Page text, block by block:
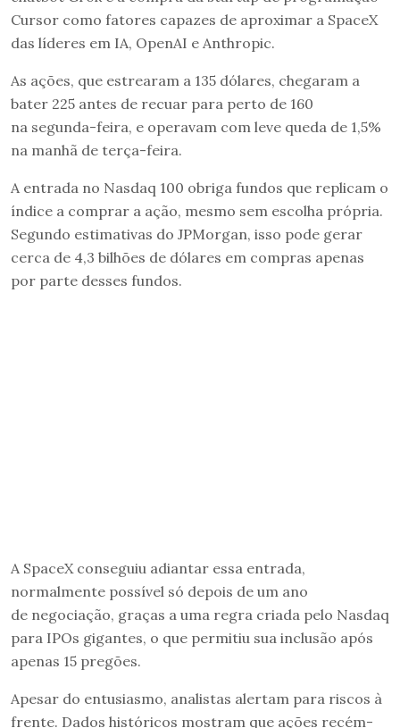
Cursor como fatores capazes de aproximar a SpaceX
das líderes em IA, OpenAI e Anthropic.
As ações, que estrearam a 135 dólares, chegaram a
bater 225 antes de recuar para perto de 160
na segunda-feira, e operavam com leve queda de 1,5%
na manhã de terça-feira.
A entrada no Nasdaq 100 obriga fundos que replicam o
índice a comprar a ação, mesmo sem escolha própria.
Segundo estimativas do JPMorgan, isso pode gerar
cerca de 4,3 bilhões de dólares em compras apenas
por parte desses fundos.
A SpaceX conseguiu adiantar essa entrada,
normalmente possível só depois de um ano
de negociação, graças a uma regra criada pelo Nasdaq
para IPOs gigantes, o que permitiu sua inclusão após
apenas 15 pregões.
Apesar do entusiasmo, analistas alertam para riscos à
frente. Dados históricos mostram que ações recém-